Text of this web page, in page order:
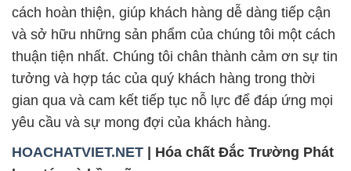
cách hoàn thiện, giúp khách hàng dễ dàng tiếp cận
và sở hữu những sản phẩm của chúng tôi một cách
thuận tiện nhất. Chúng tôi chân thành cảm ơn sự tin
tưởng và hợp tác của quý khách hàng trong thời
gian qua và cam kết tiếp tục nỗ lực để đáp ứng mọi
yêu cầu và sự mong đợi của khách hàng.
HOACHATVIET.NET | Hóa chất Đắc Trường Phát